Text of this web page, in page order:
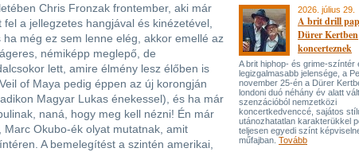
Chris Fronzak frontember, aki már
a jellegzetes hangjával és kinézetével,
még ez sem lenne elég, akkor emellé az
némiképp meglepő, de
lett, amire élmény lesz élőben is
of Maya pedig éppen az új korongján
Magyar Lukas énekessel), és ha már
naná, hogy meg kell nézni! Én már
Okubo-ék olyat mutatnak, amit
A bemelegítést a szintén amerikai,
2026. július 29.
A brit drill
Dürer Kertben
koncerteznek
A brit hiphop- és grime-színtér
legizgalmasabb jelensége, a
november 25-én a Dürer
londoni duó néhány év alatt
szenzációból nemzetközi
koncertkedvenccé, sajátos
utánozhatatlan karakterükkel
teljesen egyedi színt
műfajban. Tovább